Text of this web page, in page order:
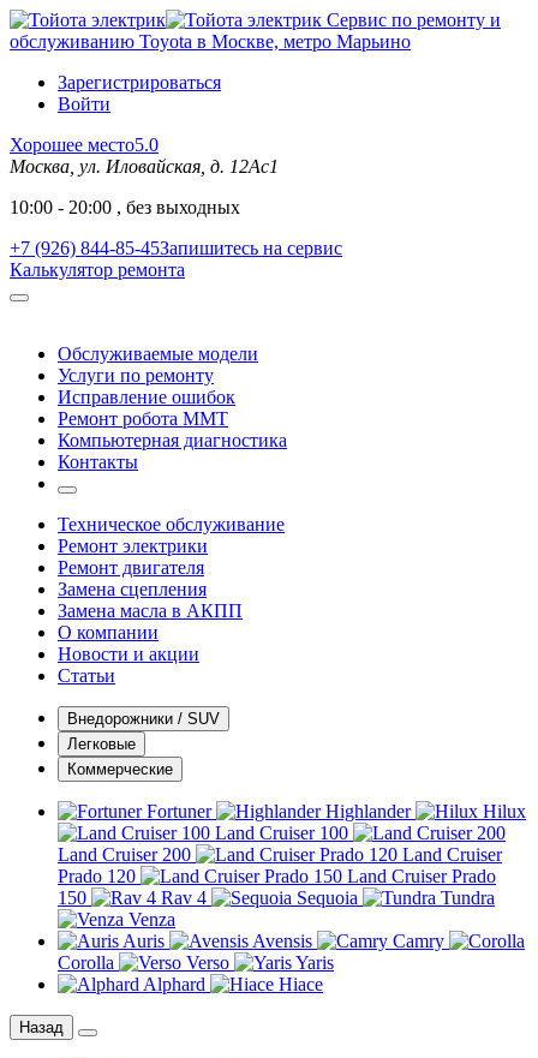
Сервис по ремонту и
обслуживанию Toyota в Москве, метро Марьино
Зарегистрироваться
Войти
Хорошее место5.0
Москва, ул. Иловайская, д. 12Ас1
10:00 - 20:00 , без выходных
+7 (926) 844-85-45Запишитесь на сервис
Калькулятор ремонта
Обслуживаемые модели
Услуги по ремонту
Исправление ошибок
Ремонт робота MMT
Компьютерная диагностика
Контакты
Техническое обслуживание
Ремонт электрики
Ремонт двигателя
Замена сцепления
Замена масла в АКПП
О компании
Новости и акции
Статьи
Внедорожники / SUV
Легковые
Коммерческие
Fortuner Highlander
Hilux
Land Cruiser 100
Land Cruiser 200
Land Cruiser
Prado 120
Land Cruiser Prado
150
Rav 4 Sequoia
Tundra
Venza
Auris
Avensis
Camry
Corolla
Verso
Yaris
Alphard
Hiace
Назад